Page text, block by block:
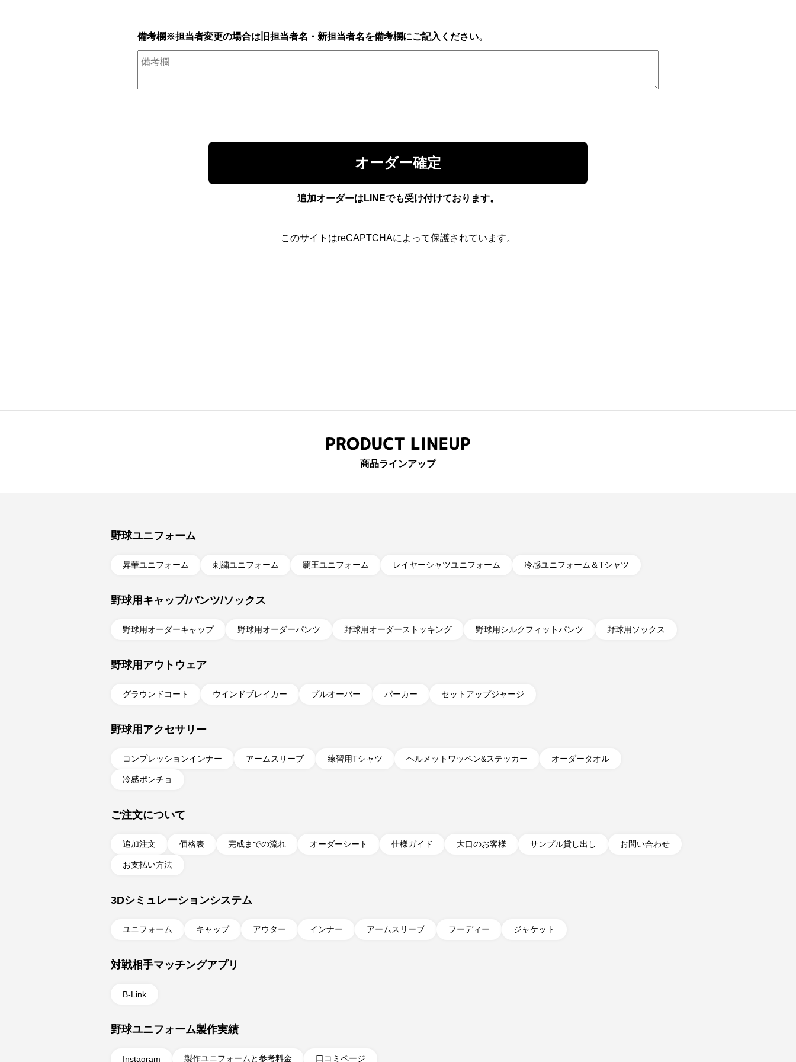
備考欄※担当者変更の場合は旧担当者名・新担当者名を備考欄にご記入ください。
追加オーダーはLINEでも受け付けております。
このサイトはreCAPTCHAによって保護されています。
商品ラインアップ
野球ユニフォーム
昇華ユニフォーム 刺繍ユニフォーム 覇王ユニフォーム レイヤーシャツユニフォーム 冷感ユニフォーム＆Tシャツ
野球用キャップ/パンツ/ソックス
野球用オーダーキャップ 野球用オーダーパンツ 野球用オーダーストッキング 野球用シルクフィットパンツ 野球用ソックス
野球用アウトウェア
グラウンドコート ウインドブレイカー プルオーバー パーカー セットアップジャージ
野球用アクセサリー
コンプレッションインナー アームスリーブ 練習用Tシャツ ヘルメットワッペン&ステッカー オーダータオル
冷感ポンチョ
ご注文について
追加注文 価格表 完成までの流れ オーダーシート 仕様ガイド 大口のお客様 サンプル貸し出し お問い合わせ
お支払い方法
3Dシミュレーションシステム
ユニフォーム キャップ アウター インナー アームスリーブ フーディー ジャケット
対戦相手マッチングアプリ
B-Link
野球ユニフォーム製作実績
Instagram 製作ユニフォームと参考料金 口コミページ